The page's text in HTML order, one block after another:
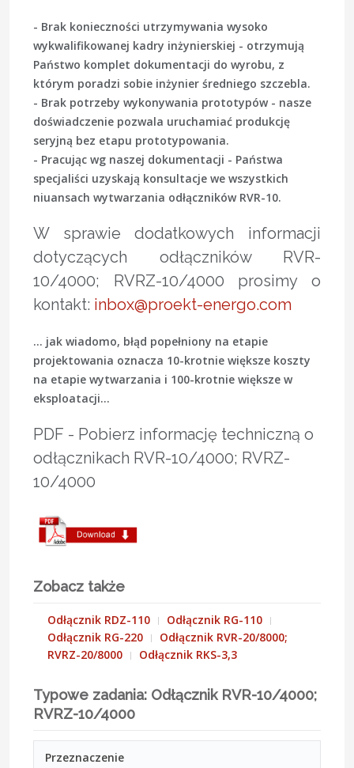
- Brak konieczności utrzymywania wysoko
wykwalifikowanej kadry inżynierskiej - otrzymują
Państwo komplet dokumentacji do wyrobu, z
którym poradzi sobie inżynier średniego szczebla.
- Brak potrzeby wykonywania prototypów - nasze
doświadczenie pozwala uruchamiać produkcję
seryjną bez etapu prototypowania.
- Pracując wg naszej dokumentacji - Państwa
specjaliści uzyskają konsultacje we wszystkich
niuansach wytwarzania odłączników RVR-10.
W sprawie dodatkowych informacji
dotyczących odłączników RVR-
10/4000; RVRZ-10/4000 prosimy o
kontakt: inbox@proekt-energo.com
... jak wiadomo, błąd popełniony na etapie
projektowania oznacza 10-krotnie większe koszty
na etapie wytwarzania i 100-krotnie większe w
eksploatacji...
PDF - Pobierz informację techniczną o
odłącznikach RVR-10/4000; RVRZ-
10/4000
Zobacz także
Odłącznik RDZ-110
Odłącznik RG-110
Odłącznik RG-220
Odłącznik RVR-20/8000;
RVRZ-20/8000
Odłącznik RKS-3,3
Typowe zadania: Odłącznik RVR-10/4000;
RVRZ-10/4000
Przeznaczenie